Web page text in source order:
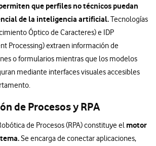
que perfiles no técnicos puedan
de la inteligencia artificial.Tecnologías
Óptico de Caracteres) e IDP
Processing) extraen información de
o formularios mientras que los modelos
mediante interfaces visuales accesibles
de Procesos y RPA
de Procesos (RPA) constituye el motor
Se encarga de conectar aplicaciones,